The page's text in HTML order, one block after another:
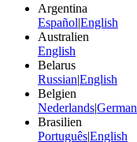
Argentina
Español|English
Australien
English
Belarus
Russian|English
Belgien
Nederlands|German
Brasilien
Português|English